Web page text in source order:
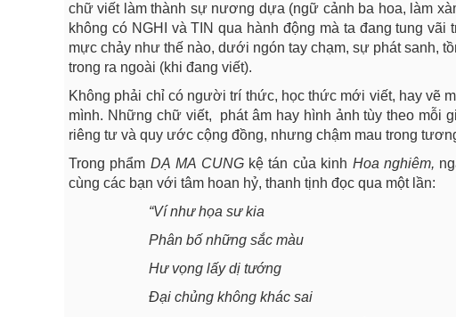
chữ viết làm thành sự nương dựa (ngữ cảnh ba hoa, làm
không có NGHI và TIN qua hành động mà ta đang tung
mực chảy như thế nào, dưới ngón tay chạm, sự phát sanh,
trong ra ngoài (khi đang viết).
Không phải chỉ có người trí thức, học thức mới viết, hay vẽ
mình. Những chữ viết, phát âm hay hình ảnh tùy theo mỗi
riêng tư và quy ước cộng đồng, nhưng chậm mau trong
Trong phẩm DẠ MA CUNGkệ tán của kinh Hoa nghiêm,
cùng các bạn với tâm hoan hỷ, thanh tịnh đọc qua một lần:
“Ví như họa sư kia
Phân bố những sắc màu
Hư vọng lấy dị tướng
Đại chủng không khác sai